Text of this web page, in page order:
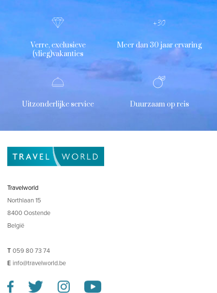
Verre, exclusieve
(vlieg)vakanties
Meer dan 30 jaar ervaring
Uitzonderlijke service Duurzaam op reis
Travelworld
Northlaan 15
8400 Oostende
België
T 059 80 73 74
E info@travelworld.be